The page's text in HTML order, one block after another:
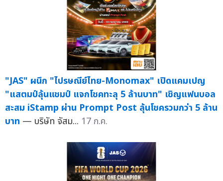
"JAS" ผนึก "ไปรษณีย์ไทย-Monomax" เปิดแคมเปญ
"แสตมป์ลุ้นแชมป์ แจกโชคทะลุ 5 ล้านบาท" เชิญแฟนบอล
สะสม iStamp ผ่าน Prompt Post ลุ้นโชครวมกว่า 5 ล้าน
บาท — บริษัท จัสม... 17 ก.ค.